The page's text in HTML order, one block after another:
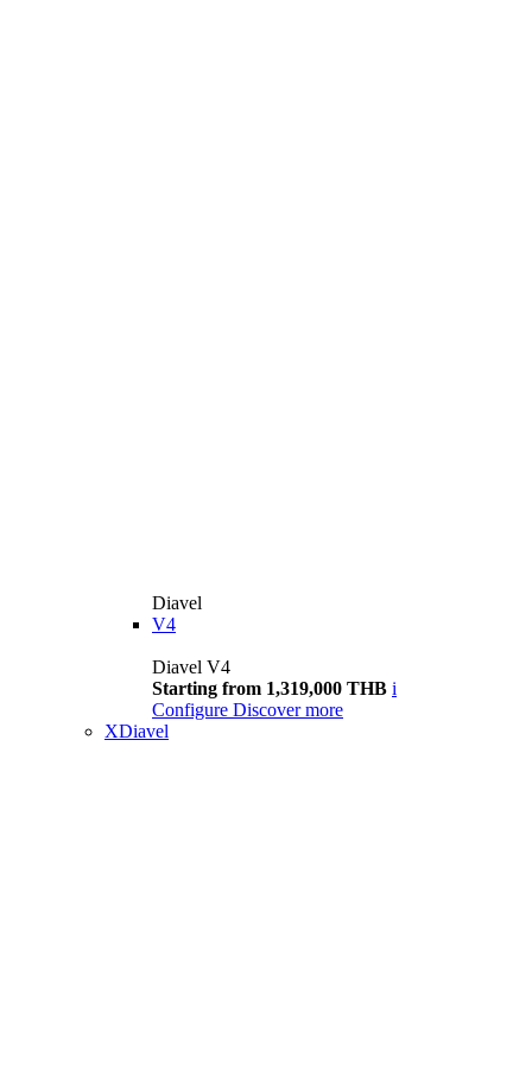
Diavel
V4
Diavel V4
Starting from 1,319,000 THB i
Configure Discover more
XDiavel